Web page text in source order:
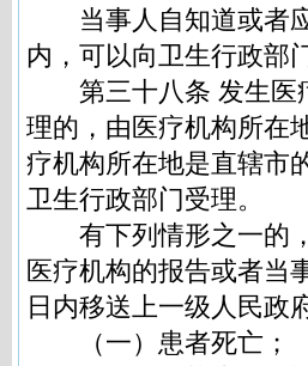
当事人自知道或者应
内，可以向卫生行政部
第三十八条 发生医
理的，由医疗机构所在
疗机构所在地是直辖市
卫生行政部门受理。
有下列情形之一的，
医疗机构的报告或者当
日内移送上一级人民政
（一）患者死亡；